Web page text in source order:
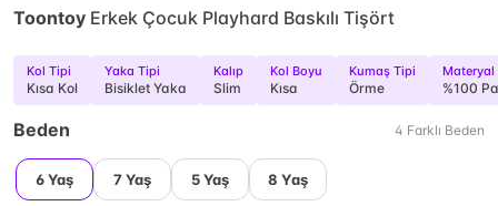
Toontoy Erkek Çocuk Playhard Baskılı Tişört
Kol Tipi
Kısa Kol
Yaka Tipi
Bisiklet Yaka
Kalıp
Slim
Kol Boyu
Kısa
Kumaş Tipi
Örme
Materyal
%100
Beden 4 Farklı Beden
6 Yaş 7 Yaş 5 Yaş 8 Yaş